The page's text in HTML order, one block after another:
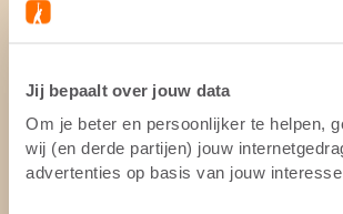
Jij bepaalt over jouw data
Om je beter en persoonlijker te helpen,
wij (en derde partijen) jouw
advertenties op basis van jouw